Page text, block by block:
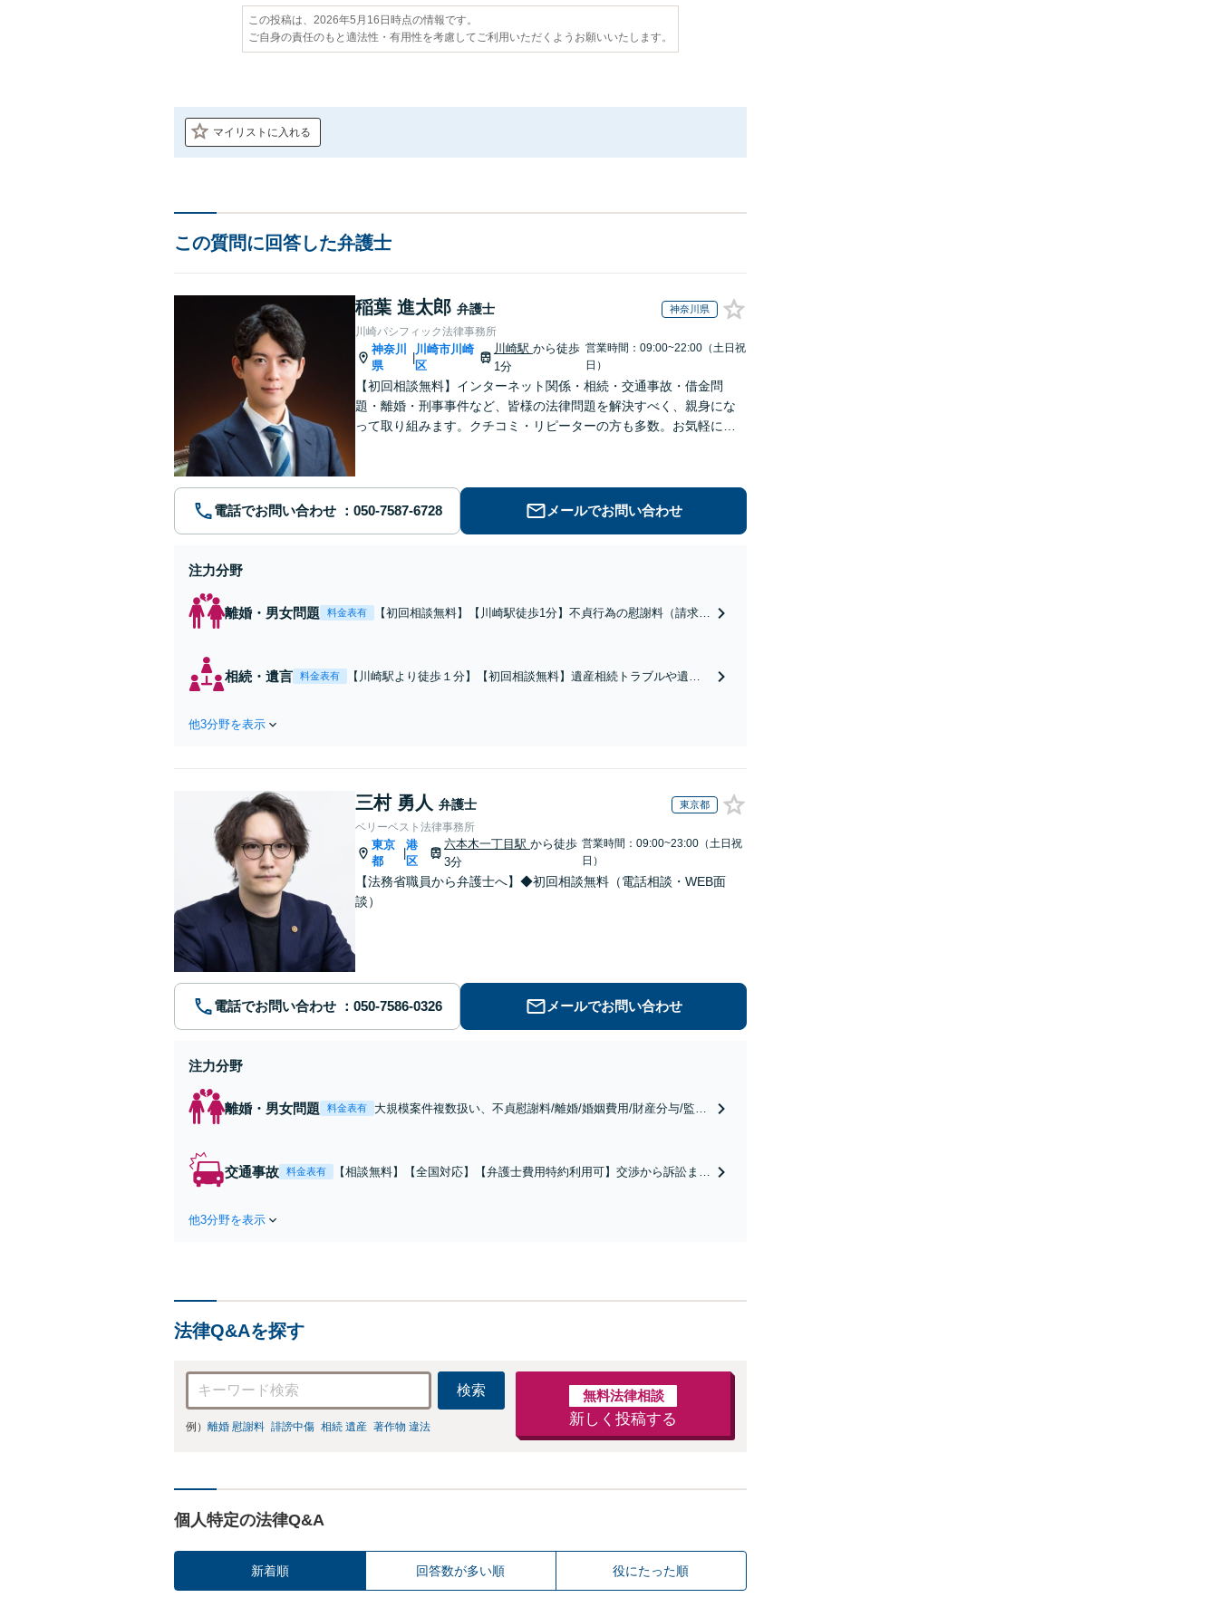
この投稿は、2026年5月16日時点の情報です。
ご自身の責任のもと適法性・有用性を考慮してご利用いただくようお願いいたします。
マイリストに入れる
この質問に回答した弁護士
稲葉 進太郎 弁護士 神奈川県
川崎パシフィック法律事務所
神奈川
県
|
川崎市川崎
区
川崎駅 から徒歩
1分
営業時間：09:00~22:00（土日祝
日）
【初回相談無料】インターネット関係・相続・交通事故・借金問
題・離婚・刑事事件など、皆様の法律問題を解決すべく、親身にな
って取り組みます。クチコミ・リピーターの方も多数。お気軽にお
電話でお問い合わせ メールでお問い合わせ
注力分野
離婚・男女問題 料金表有
【初回相談無料】【川崎駅徒歩1分】不貞行為の慰謝料（請求さ
ます。
相続・遺言 料金表有
【川崎駅より徒歩１分】【初回相談無料】遺産相続トラブルや遺言
他3分野を表示
三村 勇人 弁護士 東京都
ベリーベスト法律事務所
東京
都
|
港
区
六本木一丁目駅から徒歩
3分
営業時間：09:00~23:00（土日祝
日）
【法務省職員から弁護士へ】◆初回相談無料（電話相談・WEB面
談）
電話でお問い合わせ メールでお問い合わせ
注力分野
離婚・男女問題 料金表有
大規模案件複数扱い、不貞慰謝料/離婚/婚姻費用/財産分与/監護
交通事故 料金表有
【相談無料】【全国対応】【弁護士費用特約利用可】交渉から訴訟まで
他3分野を表示
法律Q&Aを探す
検索
例） 離婚 慰謝料 誹謗中傷 相続 遺産 著作物 違法
無料法律相談
新しく投稿する
個人特定の法律Q&A
新着順 回答数が多い順 役にたった順